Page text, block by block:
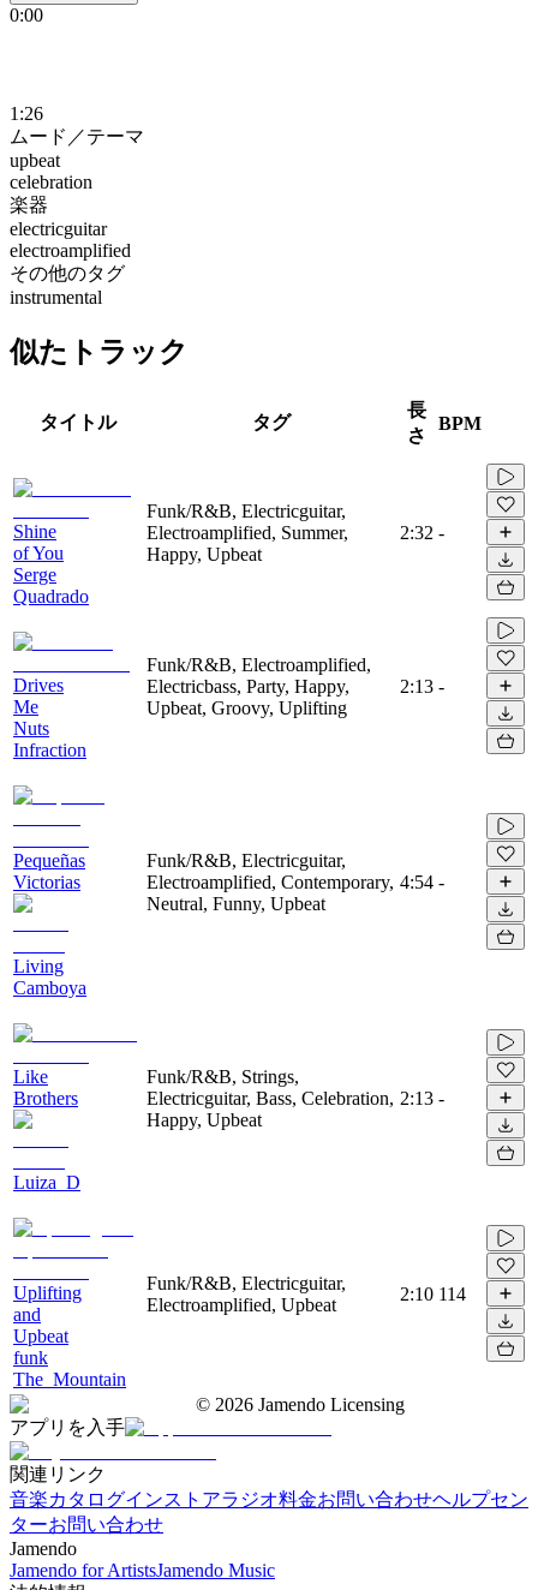
0:00
1:26
ムード／テーマ
upbeat
celebration
楽器
electricguitar
electroamplified
その他のタグ
instrumental
似たトラック
タイトル タグ
長
さ
BPM
Shine
of You
Serge
Quadrado
Funk/R&B, Electricguitar,
Electroamplified, Summer,
Happy, Upbeat
2:32 -
Drives
Me
Nuts
Infraction
Funk/R&B, Electroamplified,
Electricbass, Party, Happy,
Upbeat, Groovy, Uplifting
2:13 -
Pequeñas
Victorias
Living
Camboya
Funk/R&B, Electricguitar,
Electroamplified, Contemporary,
Neutral, Funny, Upbeat
4:54 -
Like
Brothers
Luiza_D
Funk/R&B, Strings,
Electricguitar, Bass, Celebration,
Happy, Upbeat
2:13 -
Uplifting
and
Upbeat
funk
The_Mountain
Funk/R&B, Electricguitar,
Electroamplified, Upbeat
2:10 114
© 2026 Jamendo Licensing
アプリを入手
関連リンク
音楽カタログインストアラジオ料金お問い合わせヘルプセン
ターお問い合わせ
Jamendo
Jamendo for ArtistsJamendo Music